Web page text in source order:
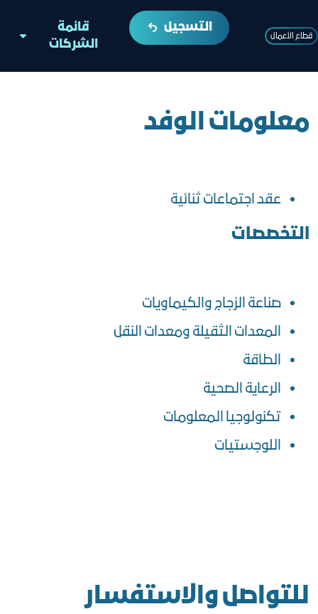
قطاع الأعمال
التسجيل
قائمة
الشركات
معلومات الوفد
عقد اجتماعات ثنائية
التخصصات
صناعة الزجاج والكيماويات
المعدات الثقيلة ومعدات النقل
الطاقة
الرعاية الصحية
تكنولوجيا المعلومات
اللوجستيات
للتواصل والاستفسار